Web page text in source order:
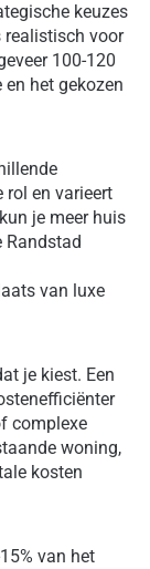
keuzes
realistisch voor
100-120
het gekozen
rol en varieert
je meer huis
Randstad
van luxe
je kiest. Een
complexe
woning,
kosten
van het